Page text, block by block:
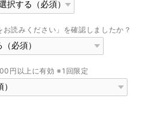
お読みください」を確認しましたか？
円以上に有効 ※1回限定